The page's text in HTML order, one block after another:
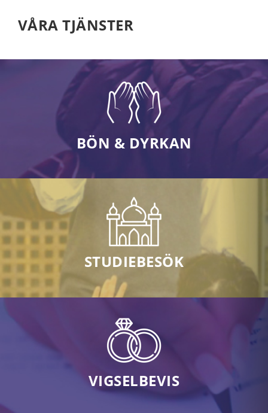
VÅRA TJÄNSTER
BÖN & DYRKAN
STUDIEBESÖK
VIGSELBEVIS